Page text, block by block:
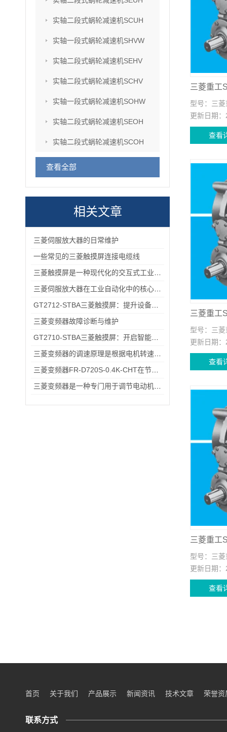
实轴二段式蜗轮减速机SCUH
实轴一段式蜗轮减速机SHVW
实轴二段式蜗轮减速机SEHV
实轴二段式蜗轮减速机SCHV
实轴一段式蜗轮减速机SOHW
实轴二段式蜗轮减速机SEOH
实轴二段式蜗轮减速机SCOH
查看全部
相关文章
三菱伺服放大器的日常维护
一些常见的三菱触摸屏连接电缆线
三菱变频器故障诊断与维护
型号： 三
更新日期：
查看
型号： 三
更新日期：
查看
型号： 三
更新日期：
查看
首页 关于我们 产品展示 新闻资讯 技术文章 荣誉资
联系方式